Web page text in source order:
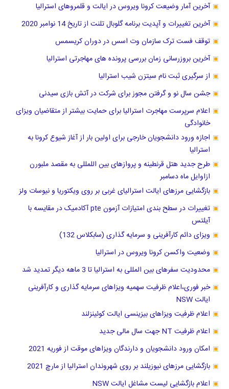
آخرین آمار وضیعت کرونا ویروس در ایالت و قلمروهای استرالیا
آخرین تغییرات و آپدیت برنامه گلوبال تلنت از تاریخ 14 نوامبر 2020
توقف فست ترک سازمان وت اسس در دوران کریسمس
آخرین بروزرسانی زمان بررسی پرونده های مهاجرتی استرالیا
از سرگیری ثبت نام سیتزن شیب استرالیا
جشن سال نو و ‌گرفتن مجوز برای شرکت در آتش بازی سیدنی
اعلام سرپرست مهاجرت استرالیا برای حمایت بیشتر از متقاضیان ویزای
خانوادگی
اجازه ورود دانشجویان خارجی برای اولین بار از آغاز شیوع کرونا به
استرالیا
طرح جدید هتل قرنطینه و پروازهای بین اللمللی به مقصد ملبورن
ازاوایل ماه دسامبر
بازگشایی مرزهای ایالت استرالیای غربی بر روی ویکتوریا و نیوسات ولز
تغییرات در سطح بندی امتیازات آزمون pte آکادمیک در مقایسه با
آیلتس
ویزای دائم کارآفرینی و سرمایه گذاری (سابکلاس 132)
وضعیت واکسن کرونا ویروس در استرالیا
محدودیت سفرهای بین المللی به استرالیا تا 3 ماهه دیگر تمدید شد
خبر فوری،اعلام ظرفیت سهمیه ویزاهای سرمایه گذاری و کارآفرینی
ایالت NSW
اعلام ظرفیت ویزاهای بیزینسی ایالت کوئینزلند
اعلام ظرفیت NT جهت سال مالی جدید
امکان ورود دانشجویان و دارندگان ویزاهای موقت از فوریه 2021
بازگشایی مرزهای نیوزیلند بر روی شهروندان استرالیا از مارچ 2021
اعلام بازگشایی لیست مشاغل ایالت NSW